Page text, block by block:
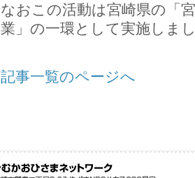
なおこの活動は宮崎県の「
業」の一環として実施しま
記事一覧のページへ